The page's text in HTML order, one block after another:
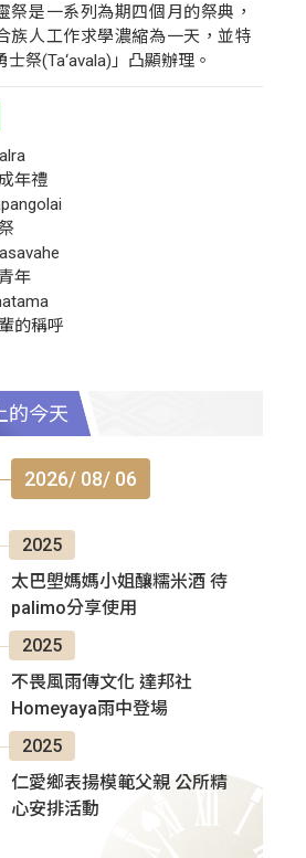
祭是一系列為期四個月的祭典，
族人工作求學濃縮為一天，並特
士祭(Ta‘avala)」凸顯辦理。
年禮
年
的稱呼
的今天
2026/ 08/ 06
2025
太巴塱媽媽小姐釀糯米酒 待
palimo分享使用
2025
不畏風雨傳文化 達邦社
Homeyaya雨中登場
2025
仁愛鄉表揚模範父親 公所精
心安排活動